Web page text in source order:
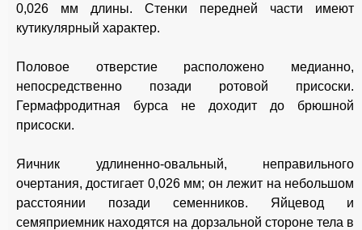
0,026 мм длины. Стенки передней части имеют
кутикулярный характер.
Половое отверстие расположено медианно,
непосредственно позади ротовой присоски.
Гермафродитная бурса не доходит до брюшной
присоски.
Яичник удлиненно-овальный, неправильного
очертания, достигает 0,026 мм; он лежит на небольшом
расстоянии позади семенников. Яйцевод и
семяприемник находятся на дорзальной стороне тела в